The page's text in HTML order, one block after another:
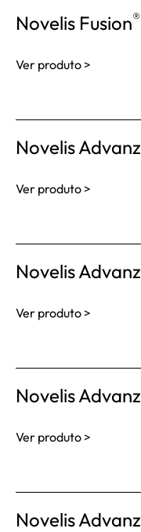
Novelis Fusion®
Ver produto >
Novelis Advanz
Ver produto >
Novelis Advanz
Ver produto >
Novelis Advanz
Ver produto >
Novelis Advanz